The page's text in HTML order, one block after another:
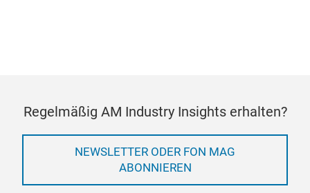
Regelmäßig AM Industry Insights erhalten?
NEWSLETTER ODER FON MAG
ABONNIEREN